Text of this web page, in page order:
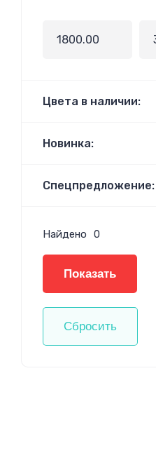
Цвета в наличии:
Новинка:
Спецпредложение:
Найдено 0
Показать
Сбросить